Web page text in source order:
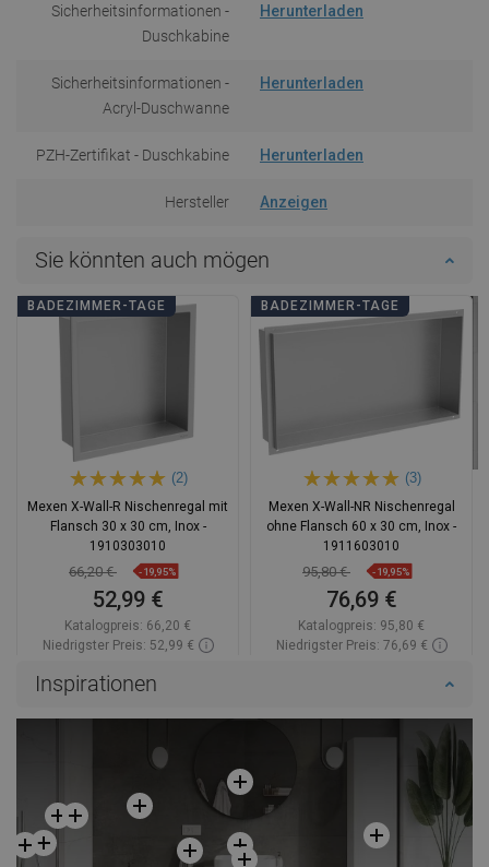
Sicherheitsinformationen -
Duschkabine
Herunterladen
Sicherheitsinformationen -
Acryl-Duschwanne
Herunterladen
PZH-Zertifikat - Duschkabine Herunterladen
Hersteller Anzeigen
Sie könnten auch mögen
BADEZIMMER-TAGE
(2)
Mexen X-Wall-R Nischenregal mit
Flansch 30 x 30 cm, Inox -
1910303010
66,20 € -19,95%
52,99 €
Katalogpreis: 66,20 €
Niedrigster Preis: 52,99 €
favorite_border Favorit
BADEZIMMER-TAGE
(3)
Mexen X-Wall-NR Nischenregal
ohne Flansch 60 x 30 cm, Inox -
1911603010
95,80 € -19,95%
76,69 €
Katalogpreis: 95,80 €
Niedrigster Preis: 76,69 €
Favorit
Vergleichen
Inspirationen